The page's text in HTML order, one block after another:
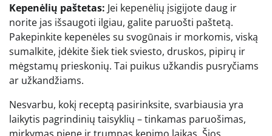
Kepenėlių paštetas: Jei kepenėlių įsigijote daug ir
norite jas išsaugoti ilgiau, galite paruošti paštetą.
Pakepinkite kepenėles su svogūnais ir morkomis, viską
sumalkite, įdėkite šiek tiek sviesto, druskos, pipirų ir
mėgstamų prieskonių. Tai puikus užkandis pusryčiams
ar užkandžiams.
Nesvarbu, kokį receptą pasirinksite, svarbiausia yra
laikytis pagrindinių taisyklių – tinkamas paruošimas,